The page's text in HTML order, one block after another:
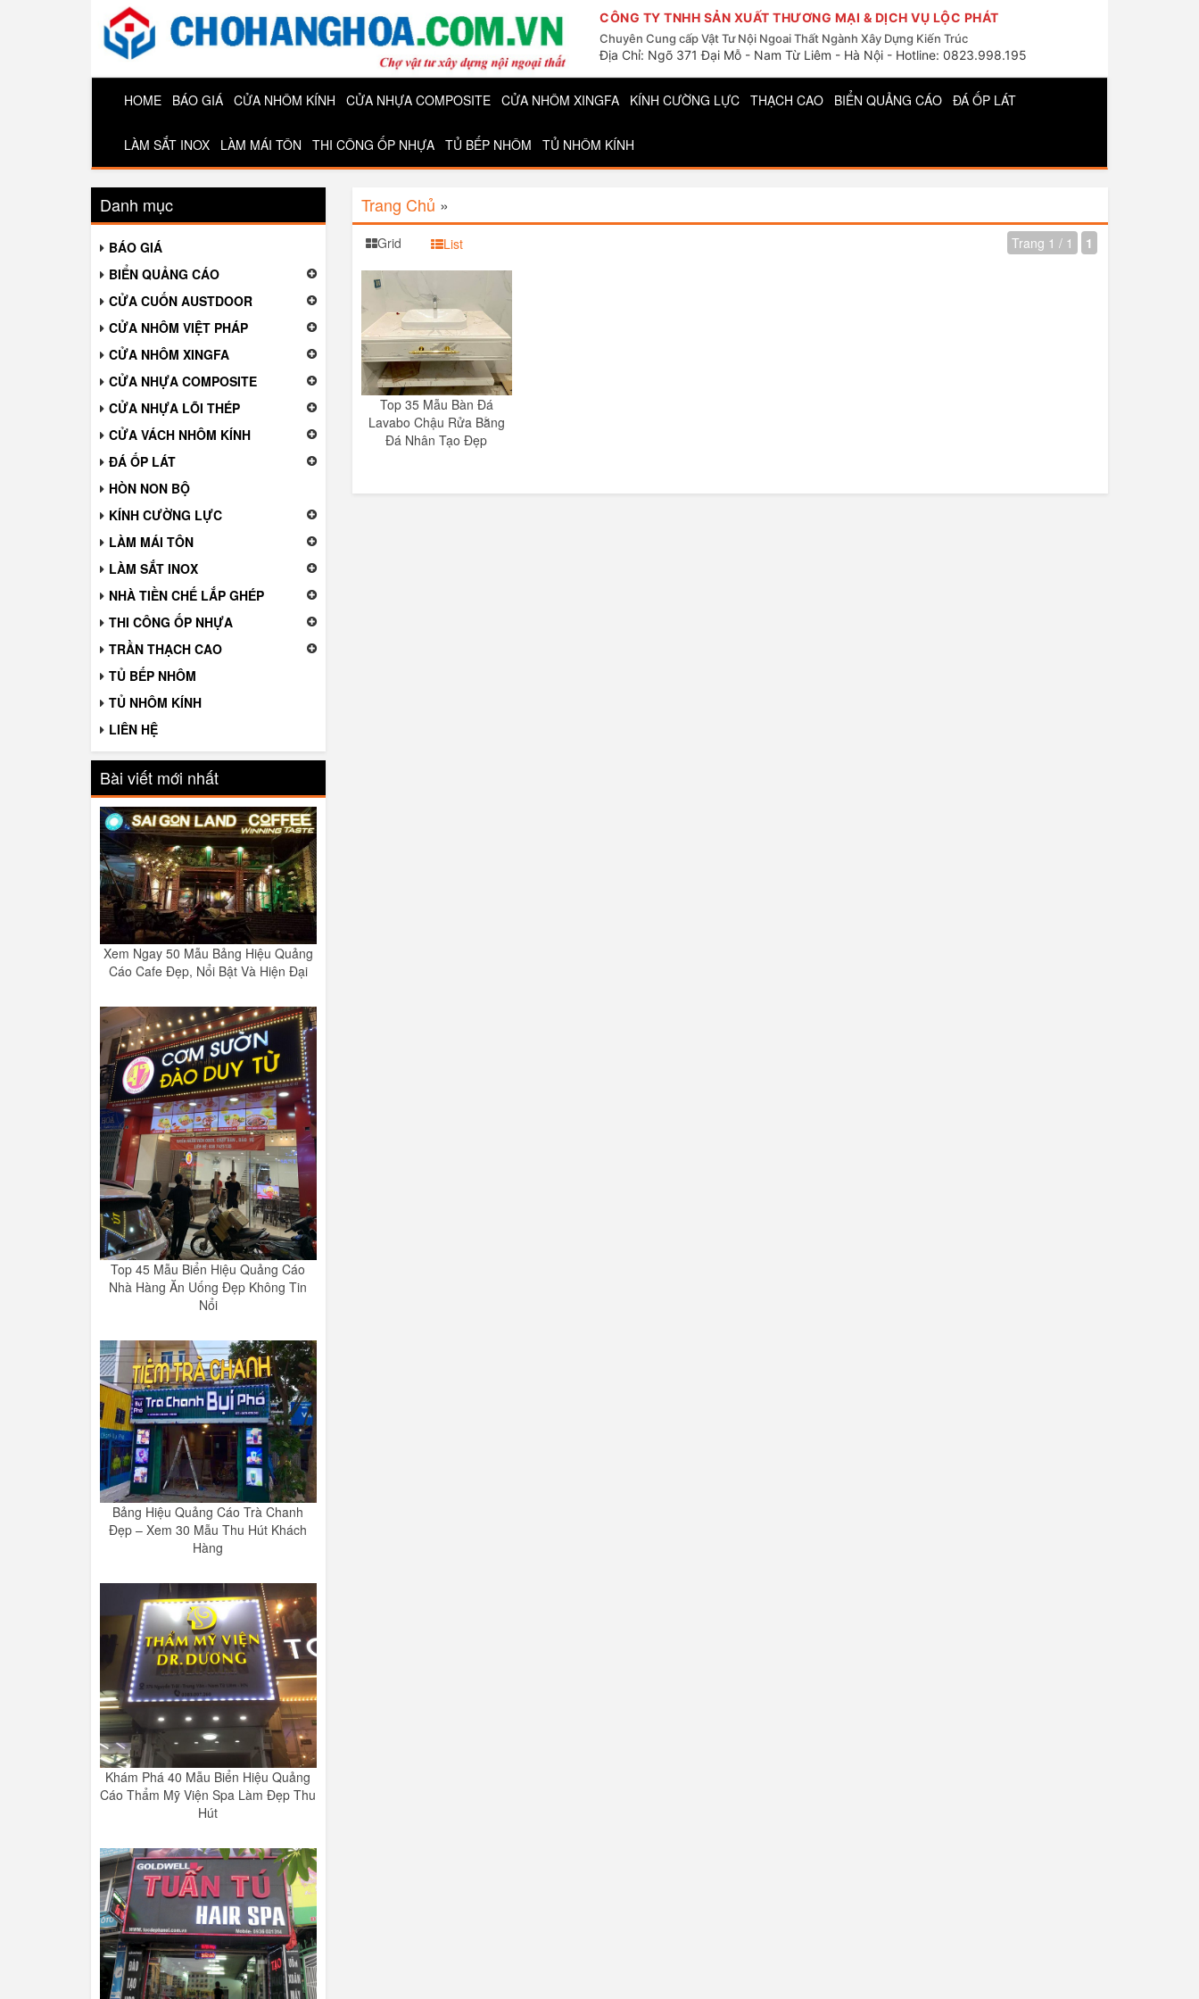
CÔNG TY TNHH SẢN XUẤT THƯƠNG MẠI & DỊCH VỤ LỘC PHÁT
Chuyên Cung cấp Vật Tư Nội Ngoai Thất Ngành Xây Dựng Kiến Trúc
Địa Chỉ: Ngõ 371 Đại Mỗ - Nam Từ Liêm - Hà Nội - Hotline: 0823.998.195
HOME BÁO GIÁ CỬA NHÔM KÍNH CỬA NHỰA COMPOSITE CỬA NHÔM XINGFA KÍNH CƯỜNG LỰC THẠCH CAO BIỂN QUẢNG CÁO ĐÁ ỐP LÁT
LÀM SẮT INOX LÀM MÁI TÔN THI CÔNG ỐP NHỰA TỦ BẾP NHÔM TỦ NHÔM KÍNH
Danh mục
BÁO GIÁ
BIỂN QUẢNG CÁO
CỬA CUỐN AUSTDOOR
CỬA NHÔM VIỆT PHÁP
CỬA NHÔM XINGFA
CỬA NHỰA COMPOSITE
CỬA NHỰA LÕI THÉP
CỬA VÁCH NHÔM KÍNH
ĐÁ ỐP LÁT
HÒN NON BỘ
KÍNH CƯỜNG LỰC
LÀM MÁI TÔN
LÀM SẮT INOX
NHÀ TIỀN CHẾ LẮP GHÉP
THI CÔNG ỐP NHỰA
TRẦN THẠCH CAO
TỦ BẾP NHÔM
TỦ NHÔM KÍNH
LIÊN HỆ
Bài viết mới nhất
Xem Ngay 50 Mẫu Bảng Hiệu Quảng
Cáo Cafe Đẹp, Nổi Bật Và Hiện Đại
Top 45 Mẫu Biển Hiệu Quảng Cáo
Nhà Hàng Ăn Uống Đẹp Không Tin
Nổi
Bảng Hiệu Quảng Cáo Trà Chanh
Đẹp – Xem 30 Mẫu Thu Hút Khách
Hàng
Khám Phá 40 Mẫu Biển Hiệu Quảng
Cáo Thẩm Mỹ Viện Spa Làm Đẹp Thu
Hút
Trang Chủ »
Grid List Trang 1 / 1 1
Top 35 Mẫu Bàn Đá
Lavabo Chậu Rửa Bằng
Đá Nhân Tạo Đẹp